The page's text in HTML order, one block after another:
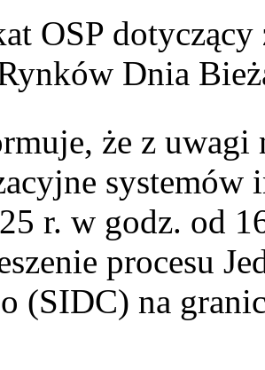
OSP dotyczący
Dnia
że z uwagi
systemów
r. w godz. od
procesu
(SIDC) na